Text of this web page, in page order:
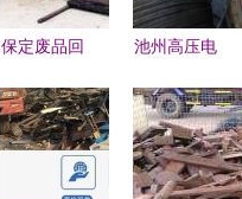
保定废品回
守承诺，守
护绿色家园
池州高压电
缘铝线回收
多少钱-河
北瑞新基业